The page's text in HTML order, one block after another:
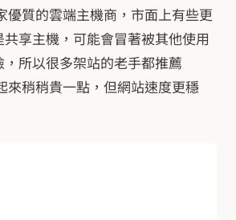
優質的雲端主機商，市面上有些更
享主機，可能會冒著被其他使用
所以很多架站的老手都推薦
來稍稍貴一點，但網站速度更穩